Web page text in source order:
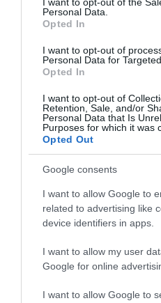
Personal Data.
Opted In
I want to opt-out of
Personal Data for
Opted In
I want to opt-out of
Retention, Sale, and/or
Personal Data that Is
Purposes for which it was
Opted Out
Google consents
I want to allow Google to
related to advertising like
device identifiers in apps.
I want to allow my user
Google for online
I want to allow Google to
Παναθηναϊκού που έδωσε
γηπεδούχους να
περιοχή του
απείλησε με σουτ δύο
πέναλτι – το οποίο
βάρος του Βιγιαφάνιες –
σκορ έδωσε ώθηση στην
ισοφαρίσει στο 77’ με
επιθετικότητα των
παιχνίδι φάνηκε να
φάση του 90’ όταν οι
εξαιρετικά στην
με τους Ζέκα, Λέτο, Λουντ